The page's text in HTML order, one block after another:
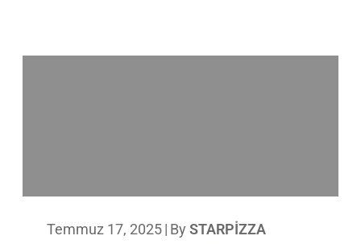
Temmuz 17, 2025| By STARPIZZA